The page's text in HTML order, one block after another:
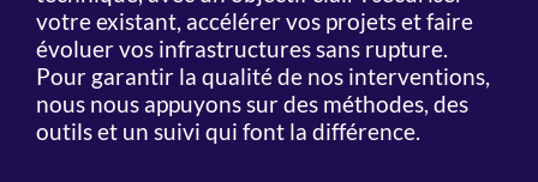
vos
serveurs
:
plusieurs
machines
ou de
tester
une
application
? Nos
technologies
et
bonnes
pratiques
du
votre existant, accélérer vos projets et faire
évoluer vos infrastructures sans rupture.
Pour garantir la qualité de nos interventions,
nous nous appuyons sur des méthodes, des
outils et un suivi qui font la différence.